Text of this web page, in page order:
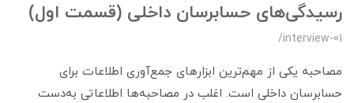
رسیدگی‌های حسابرسان داخلی (قسمت اول)
/interview-01
مصاحبه یکی از مهم‌ترین ابزارهای جمع‌آوری اطلاعات برای
حسابرسان داخلی است. اغلب در مصاحبه‌ها اطلاعاتی به‌دست